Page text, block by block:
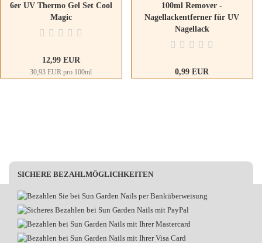
6er UV Thermo Gel Set Cool
Magic
12,99 EUR
30,93 EUR pro 100ml
100ml Remover -
Nagellackentferner für UV
Nagellack
0,99 EUR
SICHERE BEZAHLMÖGLICHKEITEN